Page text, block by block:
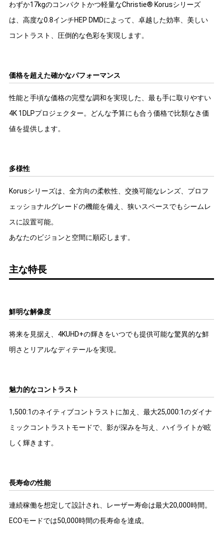
わずか17kgのコンパクトかつ軽量なChristie® Korusシリーズ
は、高度な0.8インチHEP DMDによって、卓越した効率、美しい
コントラスト、圧倒的な色彩を実現します。
価格を超えた確かなパフォーマンス
性能と手頃な価格の完璧な調和を実現した、最も手に取りやすい
4K 1DLPプロジェクター。どんな予算にも合う価格で比類なき価
値を提供します。
多様性
Korusシリーズは、全方向の柔軟性、交換可能なレンズ、プロフ
ェッショナルグレードの機能を備え、狭いスペースでもシームレ
スに設置可能。
あなたのビジョンと空間に順応します。
主な特長
鮮明な解像度
将来を見据え、4KUHD+の輝きをいつでも提供可能な驚異的な鮮
明さとリアルなディテールを実現。
魅力的なコントラスト
1,500:1のネイティブコントラストに加え、最大25,000:1のダイナ
ミックコントラストモードで、影が深みを与え、ハイライトが眩
しく輝きます。
長寿命の性能
連続稼働を想定して設計され、レーザー寿命は最大20,000時間。
ECOモードでは50,000時間の長寿命を達成。